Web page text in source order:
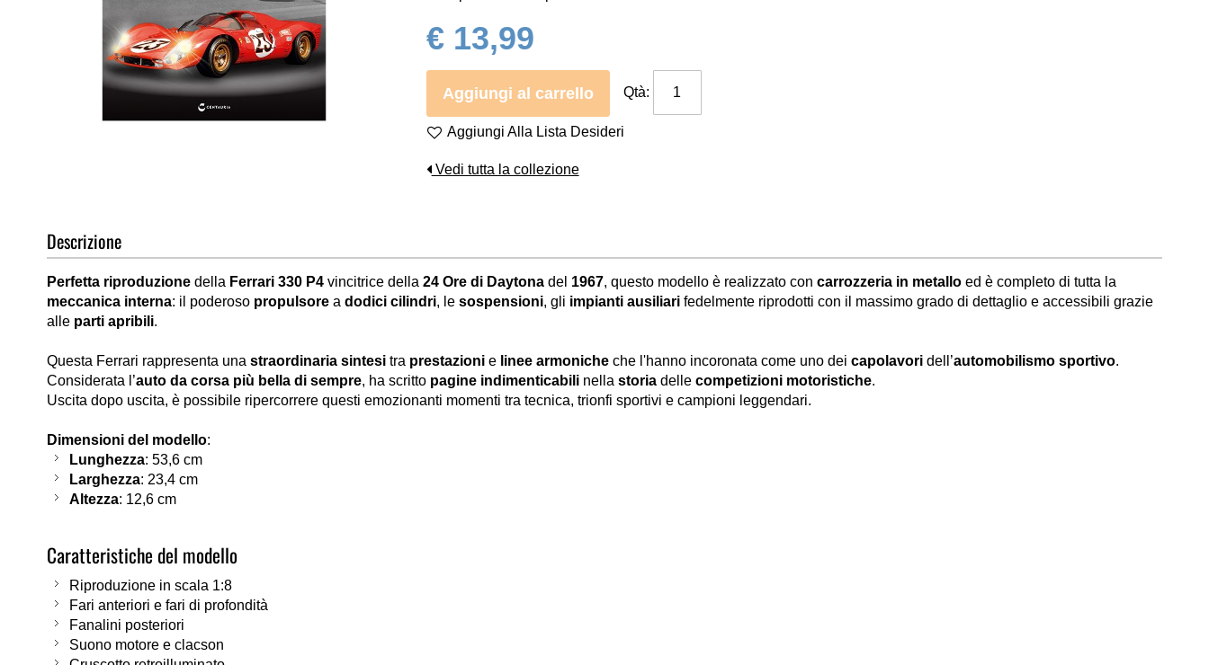
di
immagini
€ 13,99
Aggiungi al carrello Qtà:
Aggiungi Alla Lista Desideri
Vedi tutta la collezione
Descrizione
Perfetta riproduzione della Ferrari 330 P4 vincitrice della 24 Ore di Daytona del 1967, questo modello è realizzato con carrozzeria in metallo ed è completo di tutta la
meccanica interna: il poderoso propulsore a dodici cilindri, le sospensioni, gli impianti ausiliari fedelmente riprodotti con il massimo grado di dettaglio e accessibili grazie
alle parti apribili.
Questa Ferrari rappresenta una straordinaria sintesi tra prestazioni e linee armoniche che l'hanno incoronata come uno dei capolavori dell’automobilismo sportivo.
Considerata l’auto da corsa più bella di sempre, ha scritto pagine indimenticabili nella storia delle competizioni motoristiche.
Uscita dopo uscita, è possibile ripercorrere questi emozionanti momenti tra tecnica, trionfi sportivi e campioni leggendari.
Dimensioni del modello:
Lunghezza: 53,6 cm
Larghezza: 23,4 cm
Altezza: 12,6 cm
Caratteristiche del modello
Riproduzione in scala 1:8
Fari anteriori e fari di profondità
Fanalini posteriori
Suono motore e clacson